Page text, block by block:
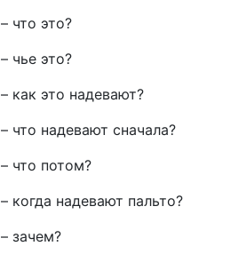
– что это?
– чье это?
– как это надевают?
– что надевают сначала?
– что потом?
– когда надевают пальто?
– зачем?